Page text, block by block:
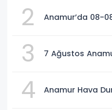
2 Anamur’da 08-
3 7 Ağustos
4 Anamur Hava